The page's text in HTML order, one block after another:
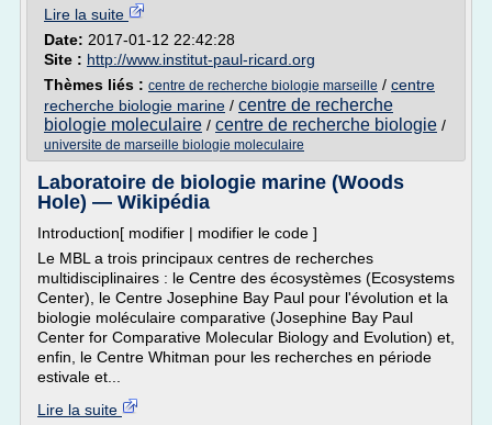
Lire la suite
Date: 2017-01-12 22:42:28
Site : http://www.institut-paul-ricard.org
Thèmes liés : centre de recherche biologie marseille / centre
recherche biologie marine / centre de recherche
biologie moleculaire / centre de recherche biologie /
universite de marseille biologie moleculaire
Laboratoire de biologie marine (Woods
Hole) — Wikipédia
Introduction[ modifier | modifier le code ]
Le MBL a trois principaux centres de recherches
multidisciplinaires : le Centre des écosystèmes (Ecosystems
Center), le Centre Josephine Bay Paul pour l'évolution et la
biologie moléculaire comparative (Josephine Bay Paul
Center for Comparative Molecular Biology and Evolution) et,
enfin, le Centre Whitman pour les recherches en période
estivale et...
Lire la suite